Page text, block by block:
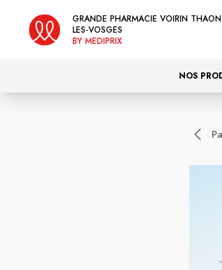
GRANDE PHARMACIE VOIRIN
LES-VOSGES
BY MEDIPRIX
NOS